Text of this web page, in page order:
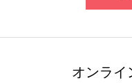
オンライ